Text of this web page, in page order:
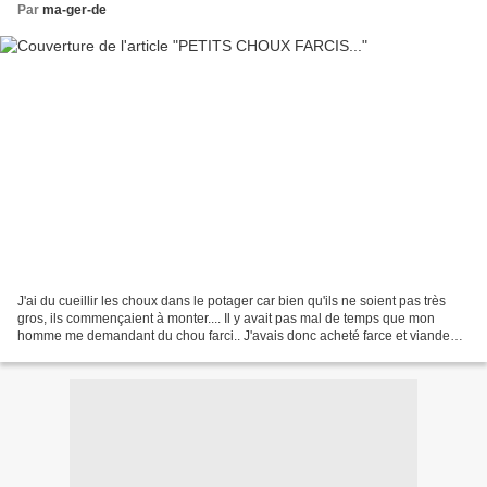
Par ma-ger-de
J'ai du cueillir les choux dans le potager car bien qu'ils ne soient pas très
gros, ils commençaient à monter.... Il y avait pas mal de temps que mon
homme me demandant du chou farci.. J'avais donc acheté farce et viande